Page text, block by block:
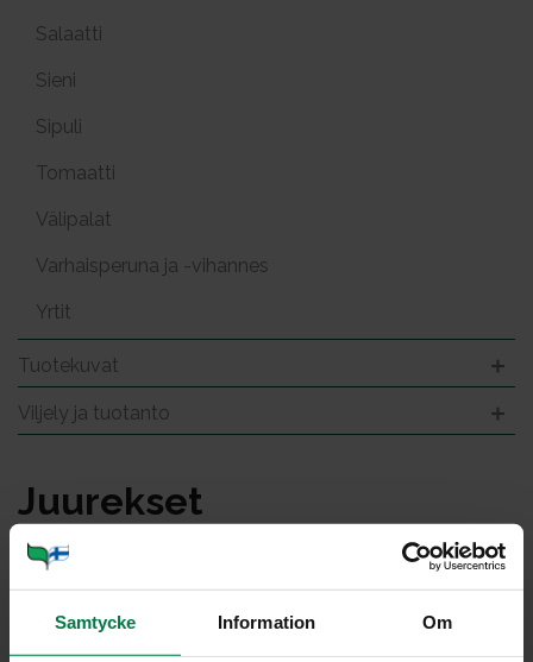
Samtycke Information Om
Salaatti
Sieni
Sipuli
Tomaatti
Välipalat
Varhaisperuna ja -vihannes
Yrtit
Tuotekuvat
Viljely ja tuotanto
Juu­rek­set